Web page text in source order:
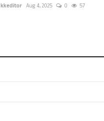
kkeditor Aug 4, 2025 0 57